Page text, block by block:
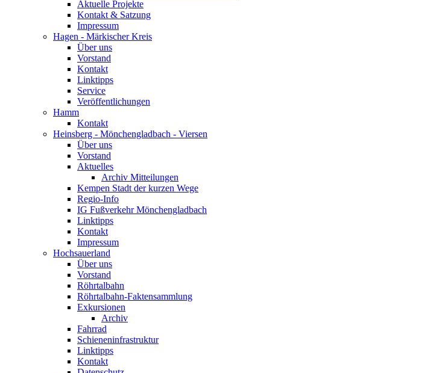
Aktuelle Projekte
Kontakt & Satzung
Impressum
Hagen - Märkischer Kreis
Über uns
Vorstand
Kontakt
Linktipps
Service
Veröffentlichungen
Hamm
Kontakt
Heinsberg - Mönchengladbach - Viersen
Über uns
Vorstand
Aktuelles
Archiv Mitteilungen
Kempen Stadt der kurzen Wege
Regio-Info
IG Fußverkehr Mönchengladbach
Linktipps
Kontakt
Impressum
Hochsauerland
Über uns
Vorstand
Röhrtalbahn
Röhrtalbahn-Faktensammlung
Exkursionen
Archiv
Fahrrad
Schieneninfrastruktur
Linktipps
Kontakt